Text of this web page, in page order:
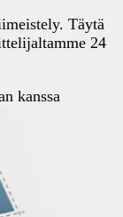
Täytä
24
kanssa